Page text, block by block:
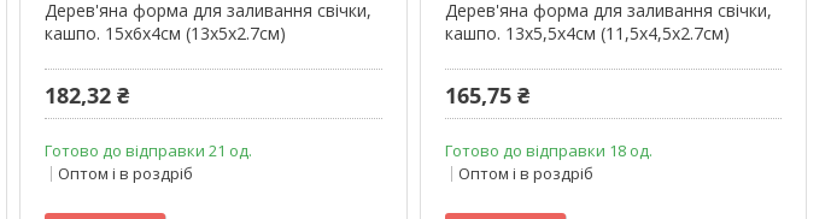
Дерев'яна форма для заливання свічки,
кашпо. 15х6х4см (13х5х2.7см)
182,32 ₴
Готово до відправки 21 од.
Оптом і в роздріб
Дерев'яна форма для заливання свічки,
кашпо. 13х5,5х4см (11,5х4,5х2.7см)
165,75 ₴
Готово до відправки 18 од.
Оптом і в роздріб